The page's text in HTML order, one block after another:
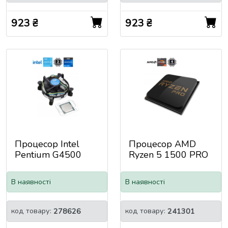
14nm, 51W,
DDR3L-160
923 ₴ 923 ₴
Процесор Intel
Pentium G4500
(LGA1151, Skylake,
3.50GHz, 2 ядра,
GPU: Intel HD 510
(350-1050MHz), L2:
512KB, L3: 3MB,
В наявності
код товару: 278626
Процесор AMD
Ryzen 5 1500 PRO
(YD150BBBM4GAE
) sAM4
В наявності
код товару: 241301